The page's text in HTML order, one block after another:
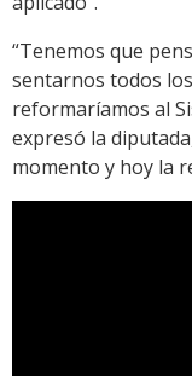
“Tenemos que
sentarnos todos
reformaríamos al
expresó la
momento y hoy la